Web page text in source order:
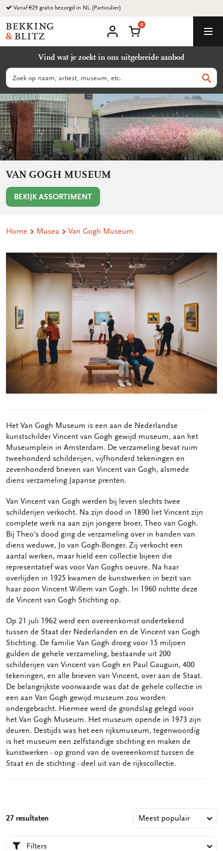
Ga
naar
content
Vanaf €29 gratis bezorgd in NL (Particulier)
Bekking
&
B.V.
account
Winkelmand
0
Vind wat je zoekt in ons uitgebreide aanbod
Zoeken
VAN GOGH MUSEUM
BEKIJK ASSORTIMENT
Home Musea Van Gogh Museum
Het Van Gogh Museum is een aan de Nederlandse
kunstschilder Vincent van Gogh gewijd museum, aan het
Museumplein in Amsterdam. De verzameling bevat ruim
tweehonderd schilderijen, vijfhonderd tekeningen en
zevenhonderd brieven van Vincent van Gogh, alsmede
diens verzameling Japanse prenten.
Van Vincent van Gogh werden bij leven slechts twee
schilderijen verkocht. Na zijn dood in 1890 liet Vincent zijn
complete werk na aan zijn jongere broer, Theo van Gogh.
Bij Theo's dood ging de verzameling over in handen van
diens weduwe, Jo van Gogh-Bonger. Zij verkocht een
aantal werken, maar hield een collectie bijeen die
representatief was voor Van Goghs oeuvre. Na haar
overlijden in 1925 kwamen de kunstwerken in bezit van
haar zoon Vincent Willem van Gogh. In 1960 richtte deze
de Vincent van Gogh Stichting op.
Op 21 juli 1962 werd een overeenkomst ondertekend
tussen de Staat der Nederlanden en de Vincent van Gogh
Stichting. De familie Van Gogh droeg voor 15 miljoen
gulden de gehele verzameling, bestaande uit 200
schilderijen van Vincent van Gogh en Paul Gauguin, 400
tekeningen, en alle brieven van Vincent, over aan de Staat.
De belangrijkste voorwaarde was dat de gehele collectie in
een aan Van Gogh gewijd museum zou worden
ondergebracht. Hiermee werd de grondslag gelegd voor
het Van Gogh Museum. Het museum opende in 1973 zijn
deuren. Destijds was het een rijksmuseum, tegenwoordig
is het museum een zelfstandige stichting en maken de
kunstwerken - op grond van de overeenkomst tussen de
Staat en de stichting - deel uit van de rijkscollectie.
27 resultaten
Filters